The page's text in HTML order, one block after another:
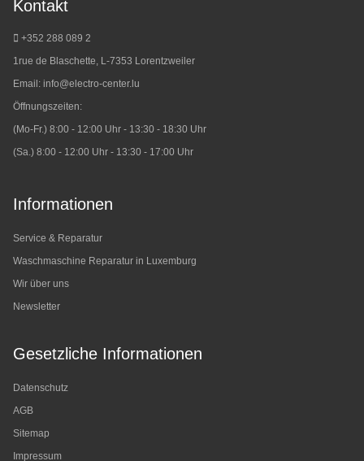
Kontakt
+352 288 089 2
1rue de Blaschette, L-7353 Lorentzweiler
Email: info@electro-center.lu
Öffnungszeiten:
(Mo-Fr.) 8:00 - 12:00 Uhr - 13:30 - 18:30 Uhr
(Sa.) 8:00 - 12:00 Uhr - 13:30 - 17:00 Uhr
Informationen
Service & Reparatur
Waschmaschine Reparatur in Luxemburg
Wir über uns
Newsletter
Gesetzliche Informationen
Datenschutz
AGB
Sitemap
Impressum